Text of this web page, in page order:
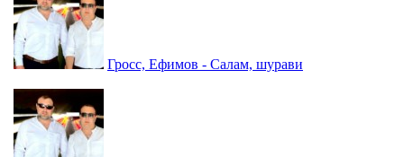
Гросс, Ефимов - Салам, шурави